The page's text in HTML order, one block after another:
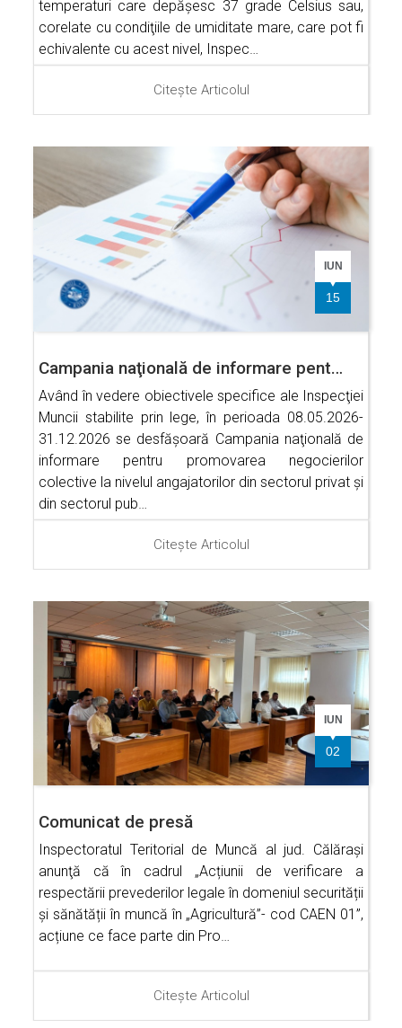
temperaturi care depăşesc 37 grade Celsius sau,
corelate cu condiţiile de umiditate mare, care pot fi
echivalente cu acest nivel, Inspec…
Citește Articolul
IUN
15
Campania naţională de informare pent…
Având în vedere obiectivele specifice ale Inspecţiei
Muncii stabilite prin lege, în perioada 08.05.2026-
31.12.2026 se desfăşoară Campania naţională de
informare pentru promovarea negocierilor
colective la nivelul angajatorilor din sectorul privat şi
din sectorul pub…
Citește Articolul
IUN
02
Comunicat de presă
Inspectoratul Teritorial de Muncă al jud. Călăraşi
anunţă că în cadrul „Acțiunii de verificare a
respectării prevederilor legale în domeniul securității
și sănătății în muncă în „Agricultură”- cod CAEN 01”,
acțiune ce face parte din Pro…
Citește Articolul